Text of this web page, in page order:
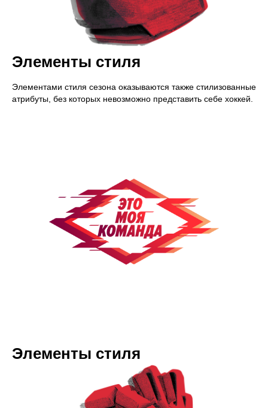
Элементы стиля
Элементами стиля сезона оказываются также стилизованные
атрибуты, без которых невозможно представить себе хоккей.
Элементы стиля